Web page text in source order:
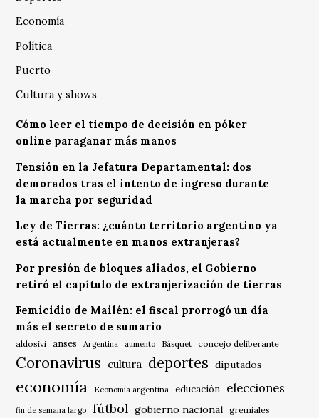
Economía
Política
Puerto
Cultura y shows
Cómo leer el tiempo de decisión en póker
online paraganar más manos
Tensión en la Jefatura Departamental: dos
demorados tras el intento de ingreso durante
la marcha por seguridad
Ley de Tierras: ¿cuánto territorio argentino ya
está actualmente en manos extranjeras?
Por presión de bloques aliados, el Gobierno
retiró el capítulo de extranjerización de tierras
Femicidio de Mailén: el fiscal prorrogó un día
más el secreto de sumario
aldosivi anses Argentina aumento Básquet concejo deliberante
Coronavirus cultura deportes diputados
economía Economía argentina educación elecciones
fin de semana largo fútbol gobierno nacional gremiales